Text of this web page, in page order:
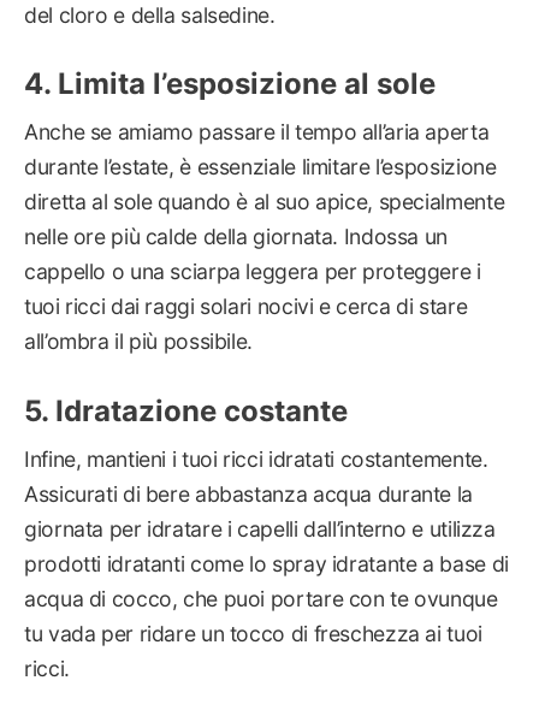
del cloro e della salsedine.
Limita l’esposizione al sole
Anche se amiamo passare il tempo all’aria aperta
durante l’estate, è essenziale limitare l’esposizione
diretta al sole quando è al suo apice, specialmente
nelle ore più calde della giornata. Indossa un
cappello o una sciarpa leggera per proteggere i
tuoi ricci dai raggi solari nocivi e cerca di stare
all’ombra il più possibile.
Idratazione costante
Infine, mantieni i tuoi ricci idratati costantemente.
Assicurati di bere abbastanza acqua durante la
giornata per idratare i capelli dall’interno e utilizza
prodotti idratanti come lo spray idratante a base di
acqua di cocco, che puoi portare con te ovunque
tu vada per ridare un tocco di freschezza ai tuoi
ricci.